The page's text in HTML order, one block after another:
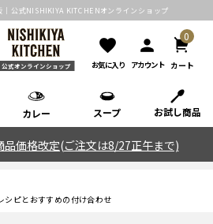
｜公式NISHIKIYA KITCHENオンラインショップ
公式オンラインショップ
favorite
お気に入り
person
アカウント カート
0
カレー スープ お試し商品
品価格改定(ご注文は8/27正午まで)
シピとおすすめの付け合わせ